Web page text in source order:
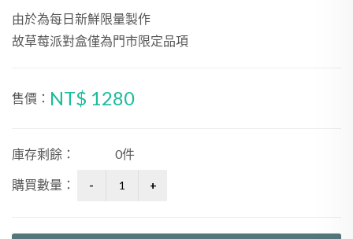
由於為每日新鮮限量製作
故草莓派對盒僅為門市限定品項
售價： NT$ 1280
庫存剩餘： 0件
購買數量：